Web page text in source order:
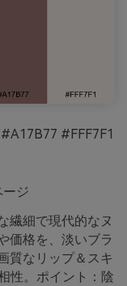
#FFF7F1
ージ
繊細で現代的なヌ
価格を、淡いブラ
質なリップ＆スキ
性。ポイント：陰